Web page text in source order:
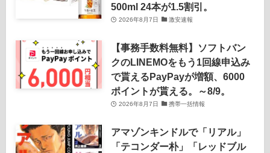
500ml 24本が1.5割引。
2026年8月7日 激安速報
【事務手数料無料】ソフトバン
クのLINEMOをもう1回線申込み
で貰えるPayPayが増額、6000
ポイントが貰える。～8/9。
2026年8月7日 携帯一括情報
アマゾンキンドルで「リアル」
「テコンダー朴」「レッドブル